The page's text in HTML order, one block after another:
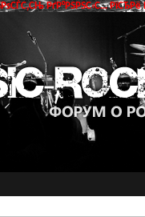
РґР°РЅРЅС‹С…